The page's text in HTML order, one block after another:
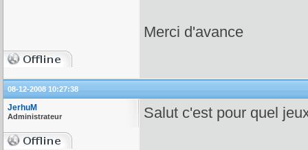
Merci d'avance
08-12-2008 10:27:38
JerhuM
Administrateur Salut c'est pour quel